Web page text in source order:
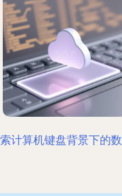
计算机键盘背景下的